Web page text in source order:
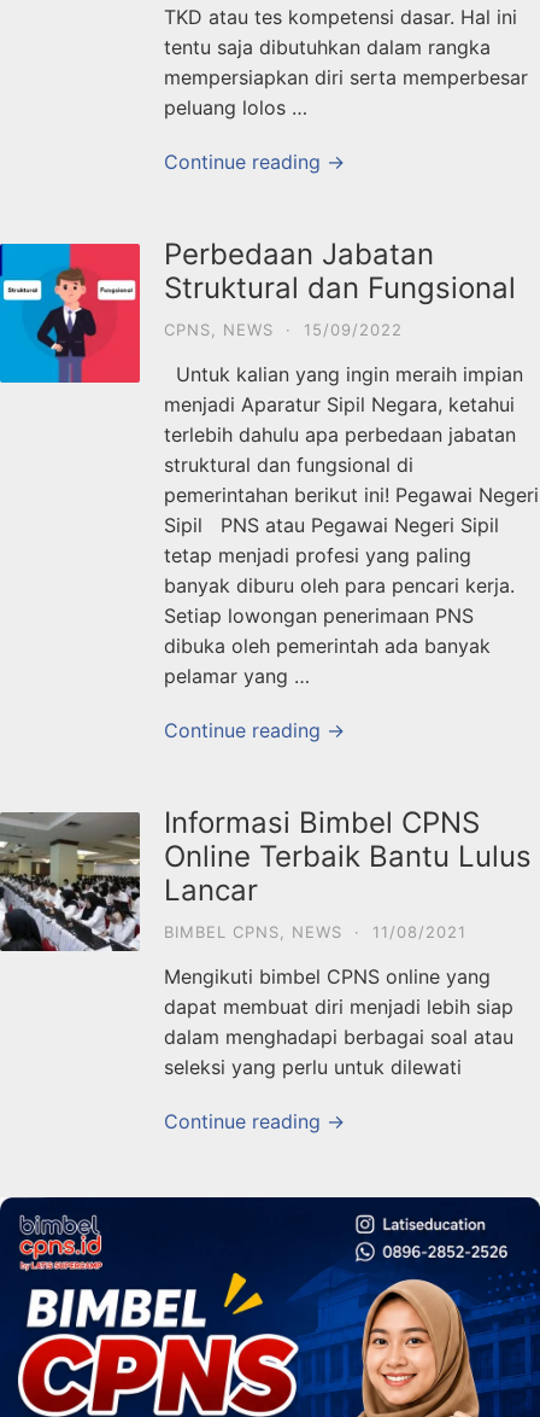
TKD atau tes kompetensi dasar. Hal ini
tentu saja dibutuhkan dalam rangka
mempersiapkan diri serta memperbesar
peluang lolos …
Continue reading →
Perbedaan Jabatan
Struktural dan Fungsional
CPNS NEWS · 15/09/2022
Untuk kalian yang ingin meraih impian
menjadi Aparatur Sipil Negara, ketahui
terlebih dahulu apa perbedaan jabatan
struktural dan fungsional di
pemerintahan berikut ini! Pegawai Negeri
Sipil PNS atau Pegawai Negeri Sipil
tetap menjadi profesi yang paling
banyak diburu oleh para pencari kerja.
Setiap lowongan penerimaan PNS
dibuka oleh pemerintah ada banyak
pelamar yang …
Continue reading →
Informasi Bimbel CPNS
Online Terbaik Bantu Lulus
Lancar
BIMBEL CPNS NEWS · 11/08/2021
Mengikuti bimbel CPNS online yang
dapat membuat diri menjadi lebih siap
dalam menghadapi berbagai soal atau
seleksi yang perlu untuk dilewati
Continue reading →